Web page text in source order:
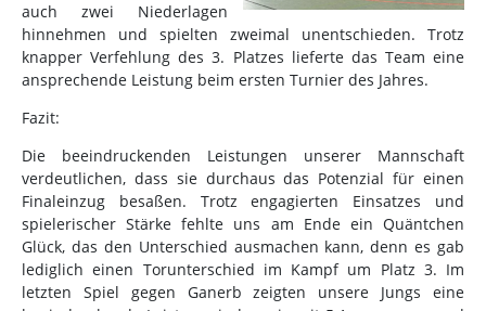
auch zwei Niederlagen
hinnehmen und spielten zweimal unentschieden. Trotz
knapper Verfehlung des 3. Platzes lieferte das Team eine
ansprechende Leistung beim ersten Turnier des Jahres.
Fazit:
Die beeindruckenden Leistungen unserer Mannschaft
verdeutlichen, dass sie durchaus das Potenzial für einen
Finaleinzug besaßen. Trotz engagierten Einsatzes und
spielerischer Stärke fehlte uns am Ende ein Quäntchen
Glück, das den Unterschied ausmachen kann, denn es gab
lediglich einen Torunterschied im Kampf um Platz 3. Im
letzten Spiel gegen Ganerb zeigten unsere Jungs eine